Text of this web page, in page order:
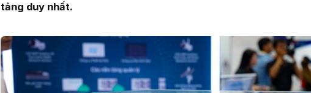
tảng duy nhất.